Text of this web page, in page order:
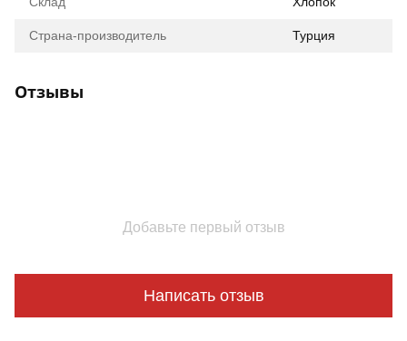
Страна-производитель Турция
Отзывы
Добавьте первый отзыв
Написать отзыв